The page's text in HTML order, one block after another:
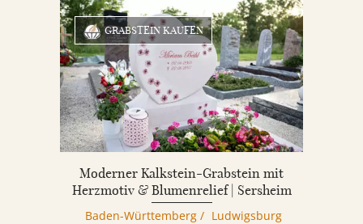
GRABSTEIN KAUFEN
Moderner Kalkstein-Grabstein mit
Herzmotiv & Blumenrelief | Sersheim
Baden-Württemberg / Ludwigsburg